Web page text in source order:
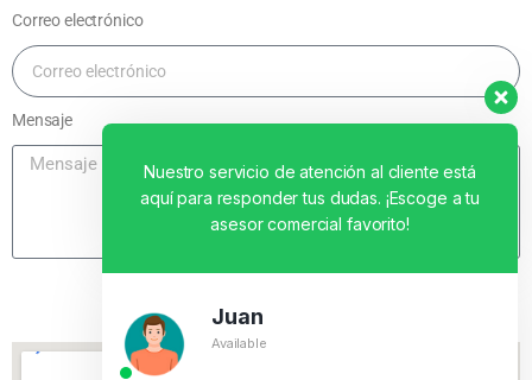
Correo electrónico
Mensaje
Nuestro servicio de atención al cliente está
aquí para responder tus dudas. ¡Escoge a tu
asesor comercial favorito!
Juan
Available